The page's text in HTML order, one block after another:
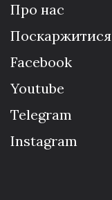
Про нас
Поскаржитися
Facebook
Youtube
Telegram
Instagram